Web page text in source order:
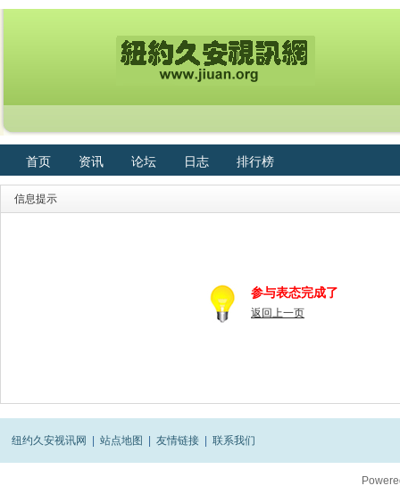
首页 资讯 论坛 日志 排行榜
信息提示
参与表态完成了
返回上一页
纽约久安视讯网 站点地图 友情链接 联系我们